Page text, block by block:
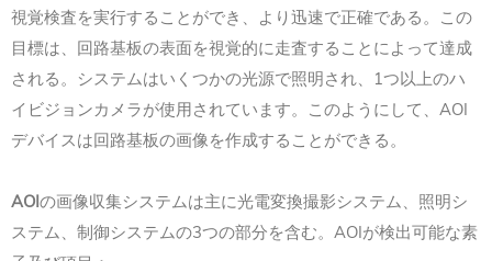
視覚検査を実行することができ、より迅速で正確である。この
目標は、回路基板の表面を視覚的に走査することによって達成
される。システムはいくつかの光源で照明され、1つ以上のハ
イビジョンカメラが使用されています。このようにして、AOI
デバイスは回路基板の画像を作成することができる。
AOIの画像収集システムは主に光電変換撮影システム、照明シ
ステム、制御システムの3つの部分を含む。AOIが検出可能な素